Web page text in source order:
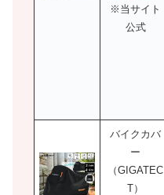
※当サイト
公式
バイクカバ
ー
（GIGATEC
T）